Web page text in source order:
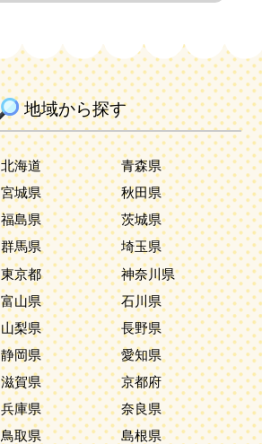
地域から探す
北海道
青森県
宮城県
秋田県
福島県
茨城県
群馬県
埼玉県
東京都
神奈川県
富山県
石川県
山梨県
長野県
静岡県
愛知県
滋賀県
京都府
兵庫県
奈良県
鳥取県
島根県